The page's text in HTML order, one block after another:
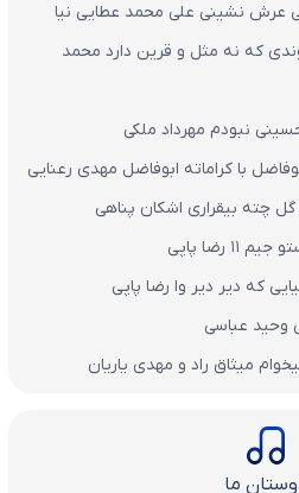
عرش نشینی علی محمد عطایی نیا
که نه مثل و قرین دارد محمد
نبودم مهرداد ملکی
با کراماته ابوفاضل مهدی رعنایی
چته بیقراری اشکان پناهی
رضا پاپی
که دیر دیر وا رضا پاپی
وحید عباسی
میثاق راد و مهدی یاریان
ما